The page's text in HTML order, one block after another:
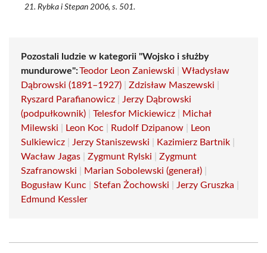
Rybka i Stepan 2006, s. 501.
Pozostali ludzie w kategorii "Wojsko i służby
mundurowe":Teodor Leon Zaniewski
Władysław
Dąbrowski (1891–1927)
Zdzisław Maszewski
Ryszard Parafianowicz
Jerzy Dąbrowski
(podpułkownik)
Telesfor Mickiewicz
Michał
Milewski
Leon Koc Rudolf Dzipanow
Leon
Sulkiewicz
Jerzy Staniszewski Kazimierz Bartnik
Wacław Jagas
Zygmunt Rylski
Zygmunt
Szafranowski
Marian Sobolewski (generał)
Bogusław Kunc
Stefan Żochowski Jerzy Gruszka
Edmund Kessler